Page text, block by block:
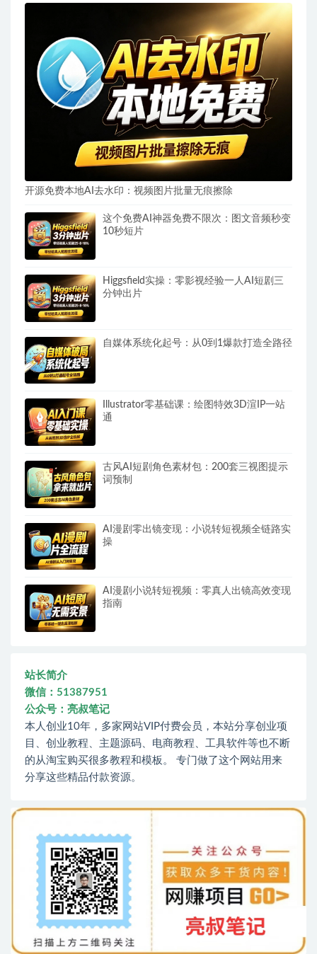
开源免费本地AI去水印：视频图片批量无痕擦除
这个免费AI神器免费不限次：图文音频秒变
10秒短片
Higgsfield实操：零影视经验一人AI短剧三
分钟出片
自媒体系统化起号：从0到1爆款打造全路径
Illustrator零基础课：绘图特效3D渲IP一站
通
古风AI短剧角色素材包：200套三视图提示
词预制
AI漫剧零出镜变现：小说转短视频全链路实
操
AI漫剧小说转短视频：零真人出镜高效变现
指南
站长简介
微信：51387951
公众号：亮叔笔记
本人创业10年，多家网站VIP付费会员，本站分享创业项
目、创业教程、主题源码、电商教程、工具软件等也不断
的从淘宝购买很多教程和模板。 专门做了这个网站用来
分享这些精品付款资源。